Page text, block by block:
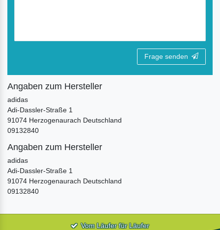
Frage senden
Angaben zum Hersteller
adidas
Adi-Dassler-Straße 1
91074 Herzogenaurach Deutschland
09132840
Angaben zum Hersteller
adidas
Adi-Dassler-Straße 1
91074 Herzogenaurach Deutschland
09132840
Vom Läufer für Läufer